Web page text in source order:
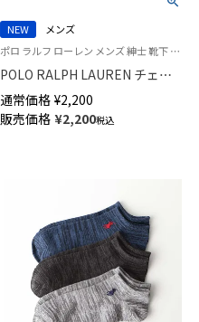
NEW
メンズ
ポロ ラルフ ローレン メンズ 紳士 靴下 カジュアル 26SS
POLO RALPH LAUREN チェッ
ク ワンポイント刺しゅう 日本
製 クルー丈 ソックス 02012515
通常価格 ¥2,200
販売価格 ¥2,200税込